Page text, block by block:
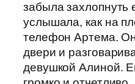
забыла захлопнуть
услышала, как на
телефон Артема.
двери и
девушкой Алиной.